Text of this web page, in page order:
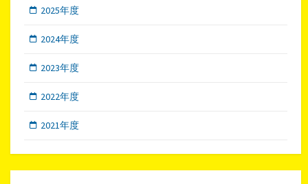
2025年度
2024年度
2023年度
2022年度
2021年度